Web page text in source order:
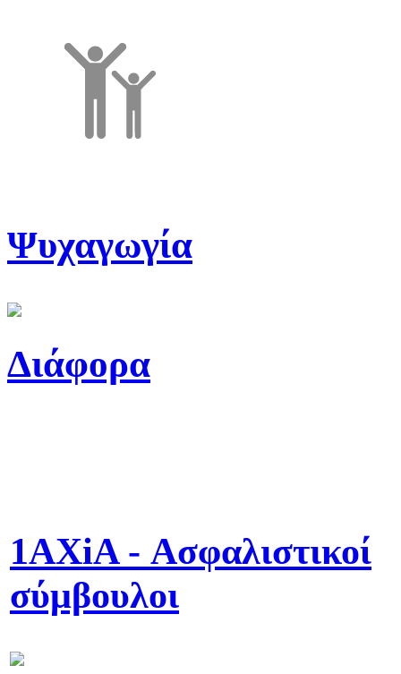
Ψυχαγωγία
Διάφορα
1AXiA - Ασφαλιστικοί
σύμβουλοι